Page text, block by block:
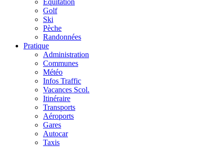
Golf
Ski
Pèche
Randonnées
Pratique
Administration
Communes
Météo
Infos Traffic
Vacances Scol.
Itinéraire
Transports
Aéroports
Gares
Autocar
Taxis